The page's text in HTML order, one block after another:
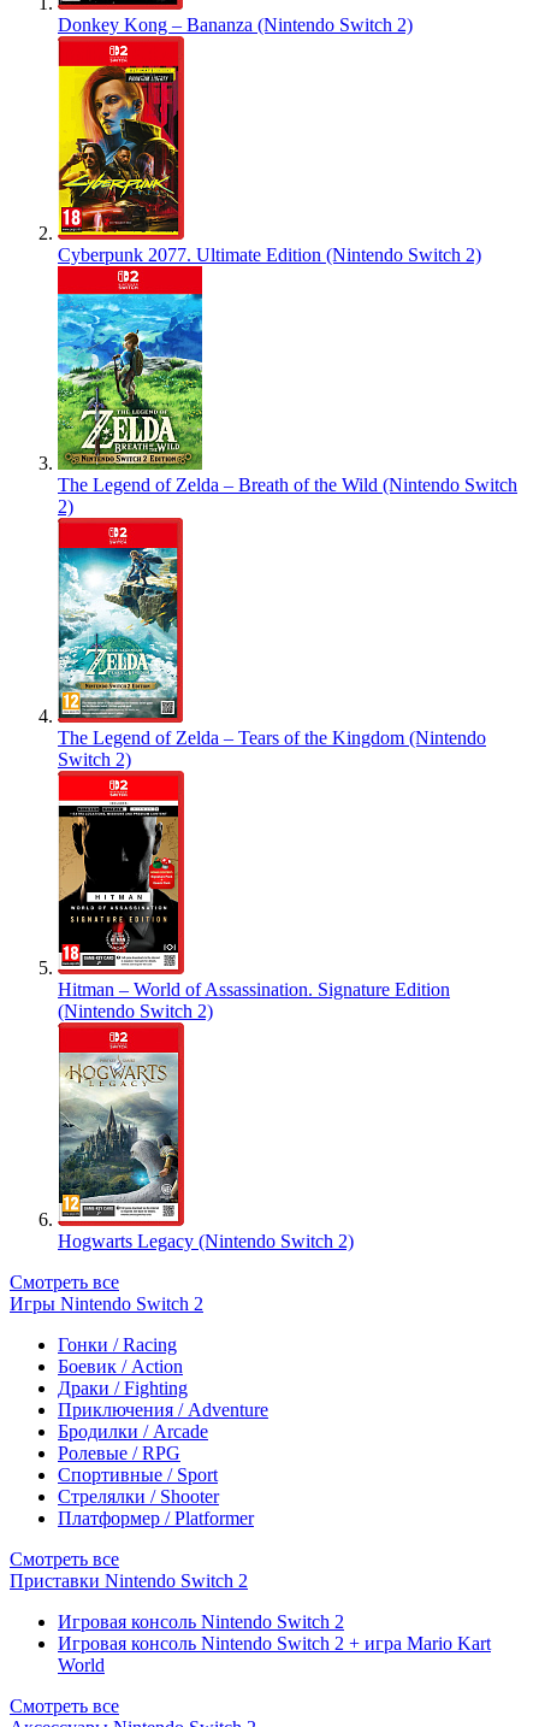
Donkey Kong – Bananza (Nintendo Switch 2)
Cyberpunk 2077. Ultimate Edition (Nintendo Switch 2)
The Legend of Zelda – Breath of the Wild (Nintendo Switch
2)
The Legend of Zelda – Tears of the Kingdom (Nintendo
Switch 2)
Hitman – World of Assassination. Signature Edition
(Nintendo Switch 2)
Hogwarts Legacy (Nintendo Switch 2)
Смотреть все
Игры Nintendo Switch 2
Гонки / Racing
Боевик / Action
Драки / Fighting
Приключения / Adventure
Бродилки / Arcade
Ролевые / RPG
Спортивные / Sport
Стрелялки / Shooter
Платформер / Platformer
Смотреть все
Приставки Nintendo Switch 2
Игровая консоль Nintendo Switch 2
Игровая консоль Nintendo Switch 2 + игра Mario Kart
World
Смотреть все